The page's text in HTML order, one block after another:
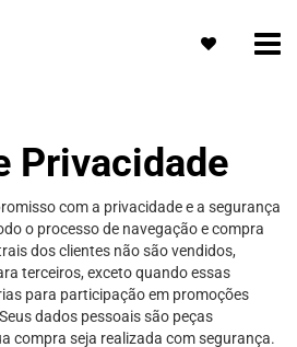
Privacidade
com a privacidade e a segurança
o processo de navegação e compra
dos clientes não são vendidos,
terceiros, exceto quando essas
para participação em promoções
dados pessoais são peças
compra seja realizada com segurança.